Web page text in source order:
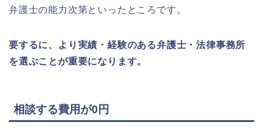
弁護士の能力次第といったところです。
要するに、より実績・経験のある弁護士・法律事務所
を選ぶことが重要になります。
相談する費用が0円